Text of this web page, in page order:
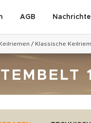
AGB
/ Klassische